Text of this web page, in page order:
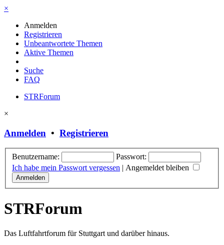
×
Anmelden
Registrieren
Unbeantwortete Themen
Aktive Themen
Suche
FAQ
STRForum
×
Anmelden • Registrieren
Benutzername:
Passwort:
Ich habe mein Passwort vergessen | Angemeldet bleiben
STRForum
Das Luftfahrtforum für Stuttgart und darüber hinaus.